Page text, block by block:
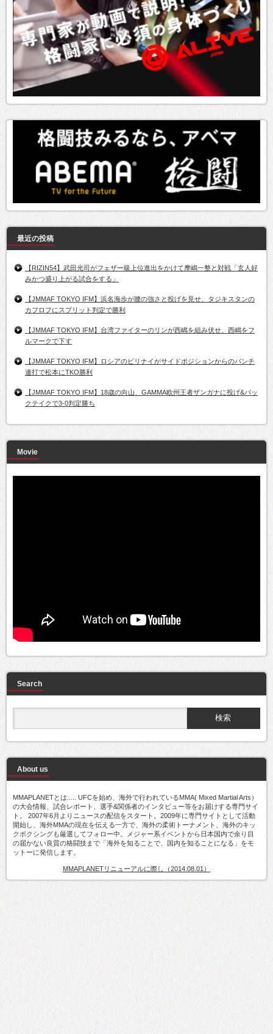
最近の投稿
【RIZIN54】武田光司がフェザー級上位進出をかけて摩嶋一整と対戦「玄人好
みかつ盛り上がる試合をする」
【JMMAF TOKYO IFM】浜名海歩が腰の強さと投げを見せ、タジキスタンの
カフロフにスプリット判定で勝利
【JMMAF TOKYO IFM】台湾ファイターのリンが西嶋を組み伏せ、西嶋をフ
ルマークで下す
【JMMAF TOKYO IFM】ロシアのビリナイがサイドポジションからのパンチ
連打で松本にTKO勝利
【JMMAF TOKYO IFM】18歳の向山、GAMMA欧州王者ザンガナに投げ&バッ
クテイクで3-0判定勝ち
Movie
Search
About us
MMAPLANETとは..... UFCを始め、海外で行われているMMA( Mixed Martial Arts）
の大会情報、試合レポート、選手&関係者のインタビュー等をお届けする専門サイ
ト。 2007年6月よりニュースの配信をスタート。2009年に専門サイトとして活動
開始し、海外MMAの現在を伝える一方で、海外の柔術トーナメント、海外のキッ
クボクシングも厳選してフォロー中。メジャー系イベントから日本国内で余り目
の届かない良質の格闘技まで「海外を知ることで、国内を知ることになる」をモ
ットーに発信します。
MMAPLANETリニューアルに際し（2014.08.01）